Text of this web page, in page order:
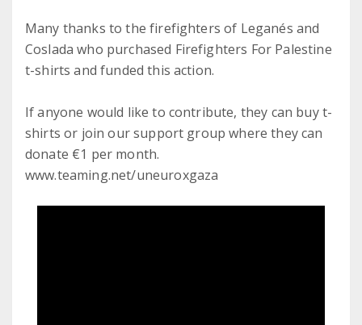
Many thanks to the firefighters of Leganés and
Coslada who purchased Firefighters For Palestine
t-shirts and funded this action.
If anyone would like to contribute, they can buy t-
shirts or join our support group where they can
donate €1 per month.
www.teaming.net/uneuroxgaza